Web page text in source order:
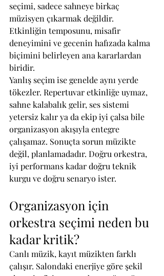
seçimi, sadece sahneye birkaç
müzisyen çıkarmak değildir.
Etkinliğin temposunu, misafir
deneyimini ve gecenin hafızada kalma
biçimini belirleyen ana kararlardan
biridir.
Yanlış seçim ise genelde aynı yerde
tökezler. Repertuvar etkinliğe uymaz,
sahne kalabalık gelir, ses sistemi
yetersiz kalır ya da ekip iyi çalsa bile
organizasyon akışıyla entegre
çalışamaz. Sonuçta sorun müzikte
değil, planlamadadır. Doğru orkestra,
iyi performans kadar doğru teknik
kurgu ve doğru senaryo ister.
Organizasyon için
orkestra seçimi neden bu
kadar kritik?
Canlı müzik, kayıt müzikten farklı
çalışır. Salondaki enerjiye göre şekil